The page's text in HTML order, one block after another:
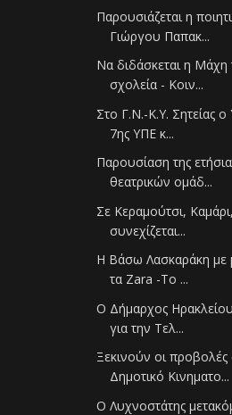
Παρουσιάζεται η
Γιώργου Παπακ...
Να διδάσκεται η Μάχη
σχολεία - Κοιν...
Στο Γ.Ν.-Κ.Υ. Σητείας ο
7ης ΥΠΕ κ...
Παρουσίαση της
θεατρικών ομάδ...
Σε Κεραμούτσι,
συνεχίζεται...
H Βάσω Λασκαράκη με
τα Zara -Το ...
Ο Δήμαρχος
για την Τελ...
Ξεκινούν οι
Δημοτικό Κινηματο...
Ο Λυχνοστάτης